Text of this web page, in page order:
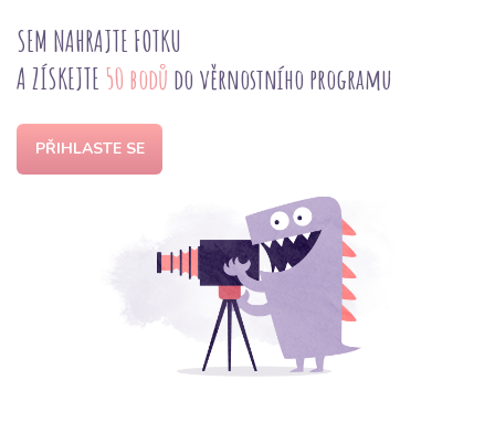
SEM NAHRAJTE FOTKU
A ZÍSKEJTE 50 bodů do věrnostního programu
PŘIHLASTE SE